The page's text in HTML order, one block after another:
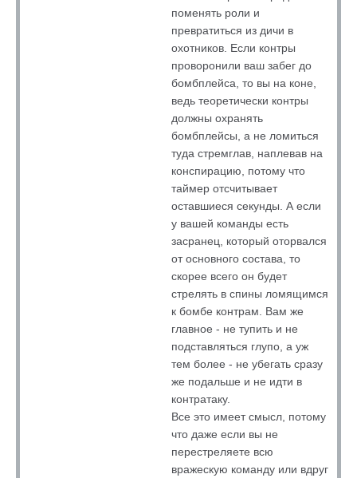
поменять роли и
превратиться из дичи в
охотников. Если контры
проворонили ваш забег до
бомбплейса, то вы на коне,
ведь теоретически контры
должны охранять
бомбплейсы, а не ломиться
туда стремглав, наплевав на
конспирацию, потому что
таймер отсчитывает
оставшиеся секунды. А если
у вашей команды есть
засранец, который оторвался
от основного состава, то
скорее всего он будет
стрелять в спины ломящимся
к бомбе контрам. Вам же
главное - не тупить и не
подставляться глупо, а уж
тем более - не убегать сразу
же подальше и не идти в
контратаку.
Все это имеет смысл, потому
что даже если вы не
перестреляете всю
вражескую команду или вдруг